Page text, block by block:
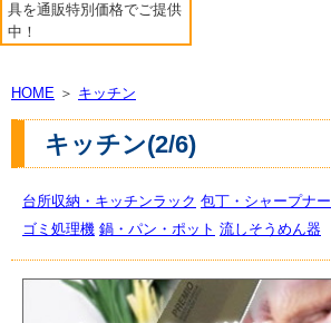
具を通販特別価格でご提供
中！
HOME ＞ キッチン
キッチン(2/6)
台所収納・キッチンラック 包丁・シャープナー
ゴミ処理機 鍋・パン・ポット 流しそうめん器